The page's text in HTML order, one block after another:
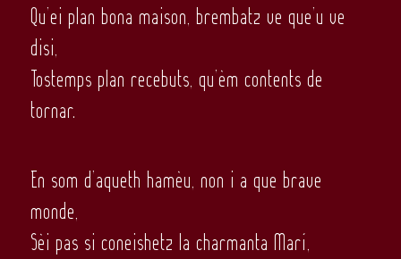
Qu’ei plan bona maison, brembatz ve que’u ve
disi,
Tostemps plan recebuts, qu’èm contents de
tornar.
En som d’aqueth hamèu, non i a que brave
monde,
Sèi pas si coneishetz la charmanta Marí,